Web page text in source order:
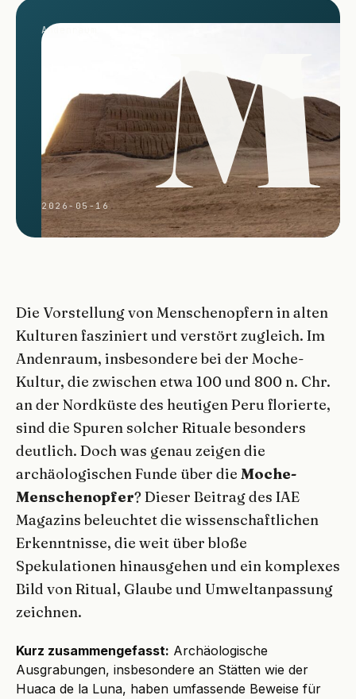
Andenraum M
2026-05-16
Die Vorstellung von Menschenopfern in alten
Kulturen fasziniert und verstört zugleich. Im
Andenraum, insbesondere bei der Moche-
Kultur, die zwischen etwa 100 und 800 n. Chr.
an der Nordküste des heutigen Peru florierte,
sind die Spuren solcher Rituale besonders
deutlich. Doch was genau zeigen die
archäologischen Funde über die Moche-
Menschenopfer? Dieser Beitrag des IAE
Magazins beleuchtet die wissenschaftlichen
Erkenntnisse, die weit über bloße
Spekulationen hinausgehen und ein komplexes
Bild von Ritual, Glaube und Umweltanpassung
zeichnen.
Kurz zusammengefasst: Archäologische
Ausgrabungen, insbesondere an Stätten wie der
Huaca de la Luna, haben umfassende Beweise für